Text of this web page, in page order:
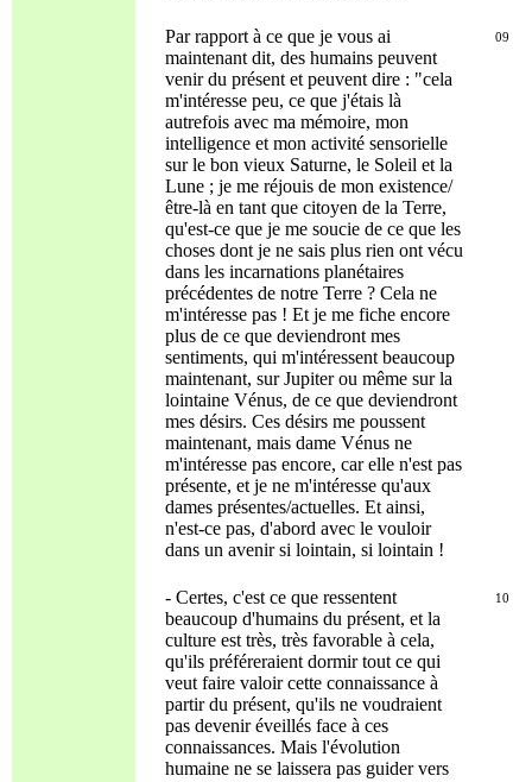
Par rapport à ce que je vous ai
maintenant dit, des humains peuvent
venir du présent et peuvent dire : "cela
m'intéresse peu, ce que j'étais là
autrefois avec ma mémoire, mon
intelligence et mon activité sensorielle
sur le bon vieux Saturne, le Soleil et la
Lune ; je me réjouis de mon existence/
être-là en tant que citoyen de la Terre,
qu'est-ce que je me soucie de ce que les
choses dont je ne sais plus rien ont vécu
dans les incarnations planétaires
précédentes de notre Terre ? Cela ne
m'intéresse pas ! Et je me fiche encore
plus de ce que deviendront mes
sentiments, qui m'intéressent beaucoup
maintenant, sur Jupiter ou même sur la
lointaine Vénus, de ce que deviendront
mes désirs. Ces désirs me poussent
maintenant, mais dame Vénus ne
m'intéresse pas encore, car elle n'est pas
présente, et je ne m'intéresse qu'aux
dames présentes/actuelles. Et ainsi,
n'est-ce pas, d'abord avec le vouloir
dans un avenir si lointain, si lointain !
09
- Certes, c'est ce que ressentent
beaucoup d'humains du présent, et la
culture est très, très favorable à cela,
qu'ils préféreraient dormir tout ce qui
veut faire valoir cette connaissance à
partir du présent, qu'ils ne voudraient
pas devenir éveillés face à ces
connaissances. Mais l'évolution
humaine ne se laissera pas guider vers
10